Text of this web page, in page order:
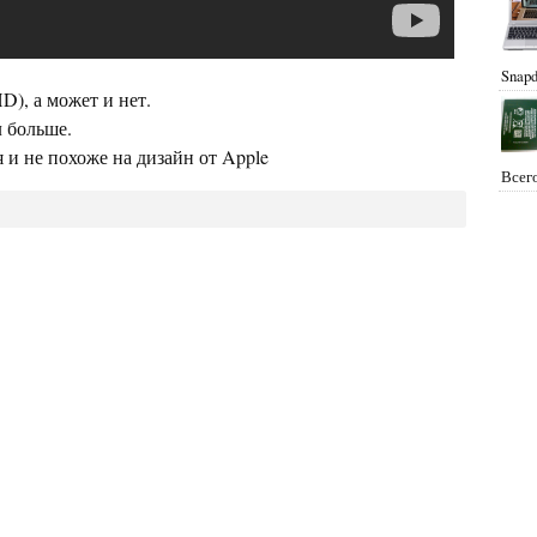
а может и нет.
больше.
и не похоже на дизайн от Apple